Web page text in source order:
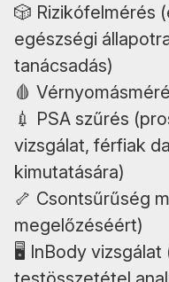
🎲 Rizikófelmérés
egészségi
tanácsadás)
🩸
💉 PSA szűrés
vizsgálat, férfiak
kimutatására)
🦴 Csontsűrűség
megelőzéséért)
🖥 InBody vizsgálat